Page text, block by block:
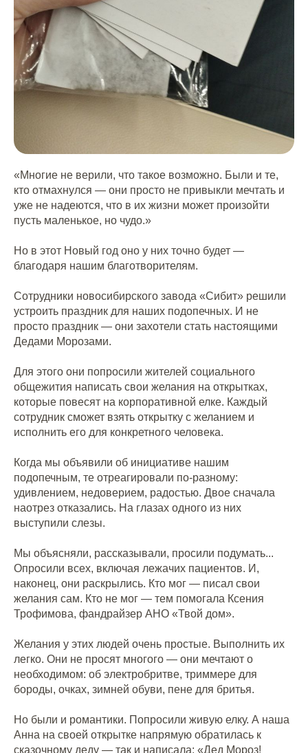
«Многие не верили, что такое возможно. Были и те,
кто отмахнулся — они просто не привыкли мечтать и
уже не надеются, что в их жизни может произойти
пусть маленькое, но чудо.»
Но в этот Новый год оно у них точно будет —
благодаря нашим благотворителям.
Сотрудники новосибирского завода «Сибит» решили
устроить праздник для наших подопечных. И не
просто праздник — они захотели стать настоящими
Дедами Морозами.
Для этого они попросили жителей социального
общежития написать свои желания на открытках,
которые повесят на корпоративной елке. Каждый
сотрудник сможет взять открытку с желанием и
исполнить его для конкретного человека.
Когда мы объявили об инициативе нашим
подопечным, те отреагировали по-разному:
удивлением, недоверием, радостью. Двое сначала
наотрез отказались. На глазах одного из них
выступили слезы.
Мы объясняли, рассказывали, просили подумать...
Опросили всех, включая лежачих пациентов. И,
наконец, они раскрылись. Кто мог — писал свои
желания сам. Кто не мог — тем помогала Ксения
Трофимова, фандрайзер АНО «Твой дом».
Желания у этих людей очень простые. Выполнить их
легко. Они не просят многого — они мечтают о
необходимом: об электробритве, триммере для
бороды, очках, зимней обуви, пене для бритья.
Но были и романтики. Попросили живую елку. А наша
Анна на своей открытке напрямую обратилась к
сказочному деду — так и написала: «Дед Мороз!